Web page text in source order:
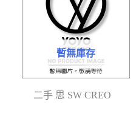
暫無庫存
二手 思 SW CREO